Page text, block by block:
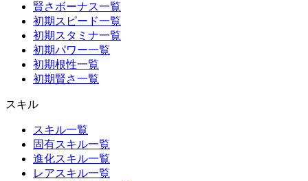
賢さボーナス一覧
初期スピード一覧
初期スタミナ一覧
初期パワー一覧
初期根性一覧
初期賢さ一覧
スキル
スキル一覧
固有スキル一覧
進化スキル一覧
レアスキル一覧